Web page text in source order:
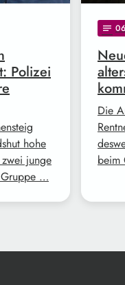
Polizei
hohe
junge
…
notes 06
Die
beim